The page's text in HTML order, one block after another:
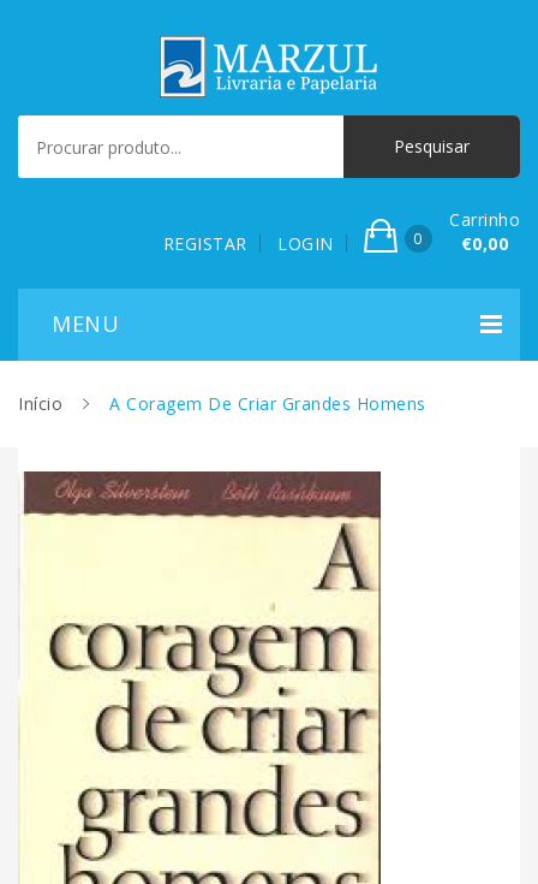
REGISTAR LOGIN 0
Carrinho
€0,00
Início A Coragem De Criar Grandes Homens